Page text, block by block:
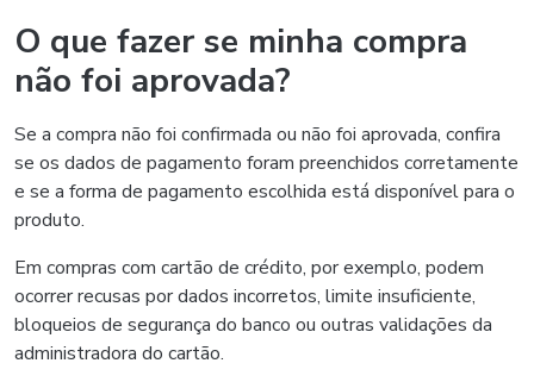
O que fazer se minha compra
não foi aprovada?
Se a compra não foi confirmada ou não foi aprovada, confira
se os dados de pagamento foram preenchidos corretamente
e se a forma de pagamento escolhida está disponível para o
produto.
Em compras com cartão de crédito, por exemplo, podem
ocorrer recusas por dados incorretos, limite insuficiente,
bloqueios de segurança do banco ou outras validações da
administradora do cartão.